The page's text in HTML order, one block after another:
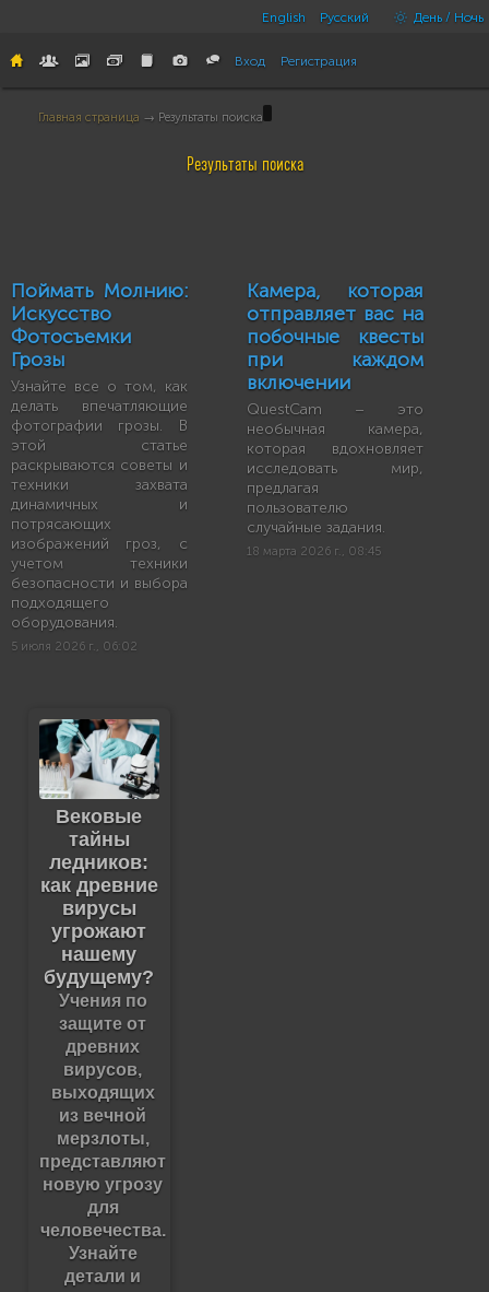
English Русский День / Ночь
Вход Регистрация
Главная страница → Результаты поиска
Результаты поиска
Поймать Молнию:
Искусство
Фотосъемки
Грозы
Узнайте все о том, как
делать впечатляющие
фотографии грозы. В
этой статье
раскрываются советы и
техники захвата
динамичных и
потрясающих
изображений гроз, с
учетом техники
безопасности и выбора
подходящего
оборудования.
5 июля 2026 г., 06:02
Вековые
тайны
ледников:
как древние
вирусы
угрожают
нашему
будущему?
Учения по
защите от
древних
вирусов,
выходящих
из вечной
мерзлоты,
представляют
новую угрозу
для
человечества.
Узнайте
детали и
Камера, которая
отправляет вас на
побочные квесты
при каждом
включении
QuestCam – это
необычная камера,
которая вдохновляет
исследовать мир,
предлагая
пользователю
случайные задания.
18 марта 2026 г., 08:45